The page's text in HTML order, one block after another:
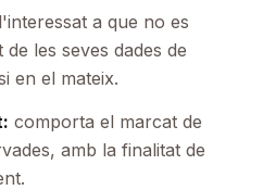
a que no es
les seves dades de
en el mateix.
comporta el marcat de
amb la finalitat de